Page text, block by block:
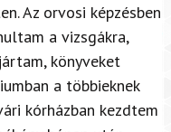
Az orvosi képzésben
a vizsgákra,
könyveket
a többieknek
kórházban kezdtem